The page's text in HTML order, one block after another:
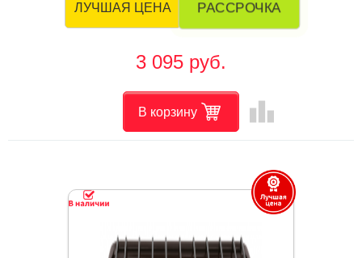
ЛУЧШАЯ ЦЕНА РАССРОЧКА
3 095 руб.
В корзину leaderboard